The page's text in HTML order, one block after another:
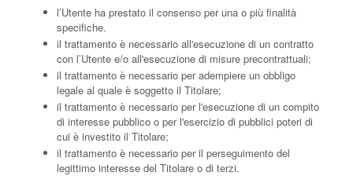
l’Utente ha prestato il consenso per una o più finalità
specifiche.
il trattamento è necessario all'esecuzione di un contratto
con l’Utente e/o all'esecuzione di misure precontrattuali;
il trattamento è necessario per adempiere un obbligo
legale al quale è soggetto il Titolare;
il trattamento è necessario per l'esecuzione di un compito
di interesse pubblico o per l'esercizio di pubblici poteri di
cui è investito il Titolare;
il trattamento è necessario per il perseguimento del
legittimo interesse del Titolare o di terzi.